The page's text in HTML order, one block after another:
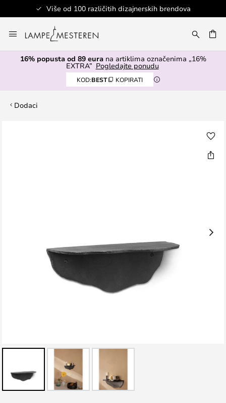
Više od 100 različitih dizajnerskih brendova
to
Content
16% popusta od 89 eurana artiklima označenima „16%
EXTRA” Pogledajte ponudu
KOD:BEST KOPIRATI
Dodaci